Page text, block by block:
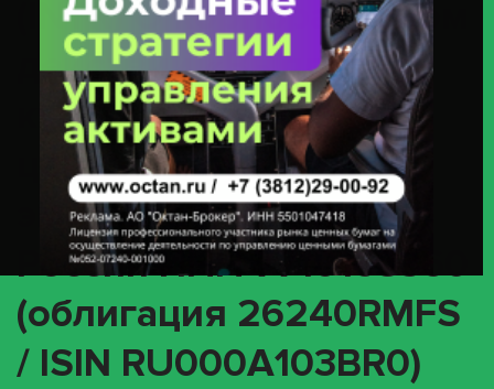
(INTR) О корпоративном
действии «Выплата
купонного дохода» с
ценными бумагами
эмитента Минфин
России ИНН 7710168360
(облигация 26240RMFS
/ ISIN RU000A103BR0)